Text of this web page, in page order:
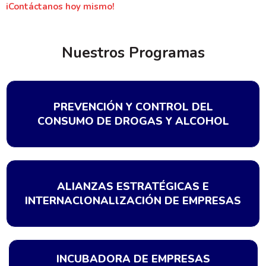
iContáctanos hoy mismo!
Nuestros Programas
PREVENCIÓN Y CONTROL DEL
CONSUMO DE DROGAS Y ALCOHOL
ALIANZAS ESTRATÉGICAS E
INTERNAClONALlZACIÓN DE EMPRESAS
INCUBADORA DE EMPRESAS